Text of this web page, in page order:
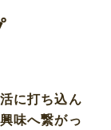
に打ち込ん
味へ繋がっ